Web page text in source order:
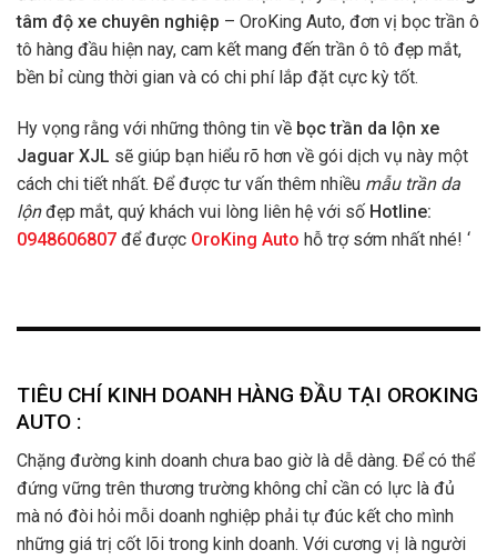
tâm độ xe chuyên nghiệp – OroKing Auto, đơn vị bọc trần ô
tô hàng đầu hiện nay, cam kết mang đến trần ô tô đẹp mắt,
bền bỉ cùng thời gian và có chi phí lắp đặt cực kỳ tốt.
Hy vọng rằng với những thông tin về bọc trần da lộn xe
Jaguar XJL sẽ giúp bạn hiểu rõ hơn về gói dịch vụ này một
cách chi tiết nhất. Để được tư vấn thêm nhiều mẫu trần da
lộnđẹp mắt, quý khách vui lòng liên hệ với số Hotline:
0948606807 để được OroKing Auto hỗ trợ sớm nhất nhé! ‘
TIÊU CHÍ KINH DOANH HÀNG ĐẦU TẠI OROKING
AUTO :
Chặng đường kinh doanh chưa bao giờ là dễ dàng. Để có thể
đứng vững trên thương trường không chỉ cần có lực là đủ
mà nó đòi hỏi mỗi doanh nghiệp phải tự đúc kết cho mình
những giá trị cốt lõi trong kinh doanh. Với cương vị là người